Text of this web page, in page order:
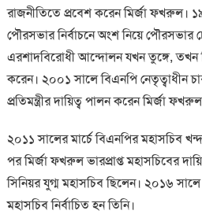
রাজনীতিতে প্রবেশ করেন মির্জা ফখরুল।
পৌরসভার নির্বাচনে অংশ নিয়ে পৌরসভার
এরশাদবিরোধী আন্দোলন যখন তুঙ্গে, তখন
করেন। ২০০১ সালে বিএনপি নেতৃত্বাধীন
প্রতিমন্ত্রীর দায়িত্ব পালন করেন মির্জা
২০১১ সালের মার্চে বিএনপির মহাসচিব
পর মির্জা ফখরুল ভারপ্রাপ্ত মহাসচিবের
সিনিয়র যুগ্ম মহাসচিব ছিলেন। ২০১৬
মহাসচিব নির্বাচিত হন তিনি।